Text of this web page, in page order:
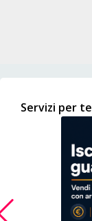
Servizi per te